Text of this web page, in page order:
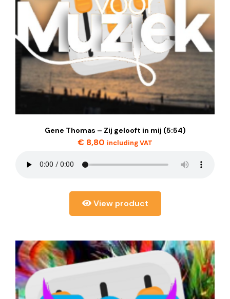
Gene Thomas – Zij gelooft in mij (5:54)
€ 8,80 including VAT
View product